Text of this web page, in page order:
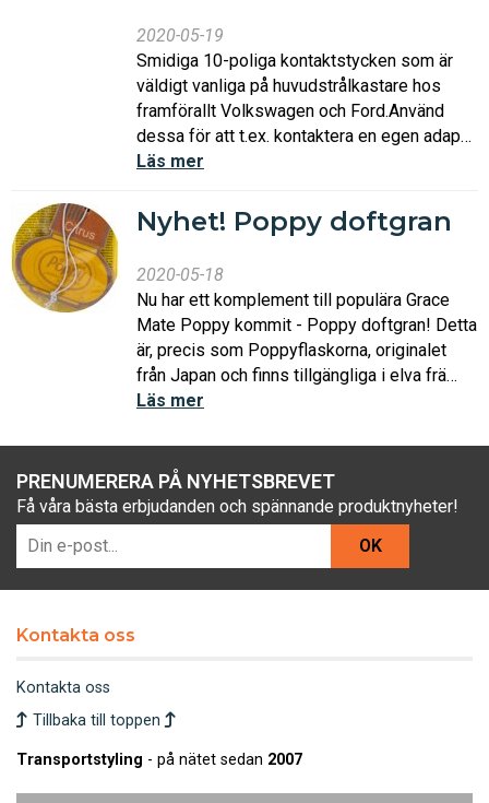
2020-05-19
Smidiga 10-poliga kontaktstycken som är
väldigt vanliga på huvudstrålkastare hos
framförallt Volkswagen och Ford.Använd
dessa för att t.ex. kontaktera en egen adap…
Läs mer
Nyhet! Poppy doftgran
2020-05-18
Nu har ett komplement till populära Grace
Mate Poppy kommit - Poppy doftgran! Detta
är, precis som Poppyflaskorna, originalet
från Japan och finns tillgängliga i elva frä…
Läs mer
PRENUMERERA PÅ NYHETSBREVET
Få våra bästa erbjudanden och spännande produktnyheter!
OK
Kontakta oss
Kontakta oss
Tillbaka till toppen
Transportstyling - på nätet sedan 2007